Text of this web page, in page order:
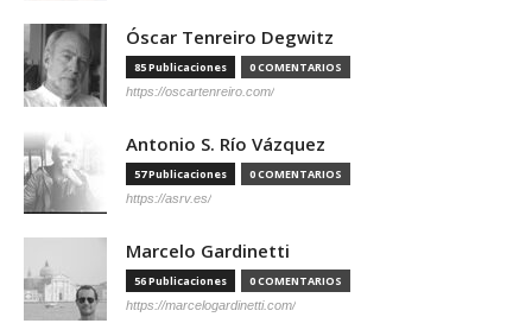
Óscar Tenreiro Degwitz
85 Publicaciones 0 COMENTARIOS
https://oscartenreiro.com/
Antonio S. Río Vázquez
57 Publicaciones 0 COMENTARIOS
https://asrv.es/
Marcelo Gardinetti
56 Publicaciones 0 COMENTARIOS
https://marcelogardinetti.com/